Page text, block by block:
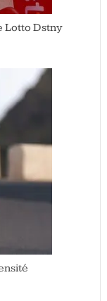
Lotto Dstny